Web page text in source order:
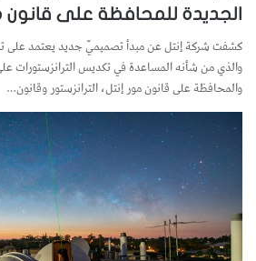
الجديدة للمحافظة على قانون
كشفت شركة إنتل عن مبدأ تصميميّ جديد يعتمد على
والذي من شأنه المساعدة في تكديس الترانزستورات
والمحافظة على قانون مور إنتل، الترانزستور وقانون…